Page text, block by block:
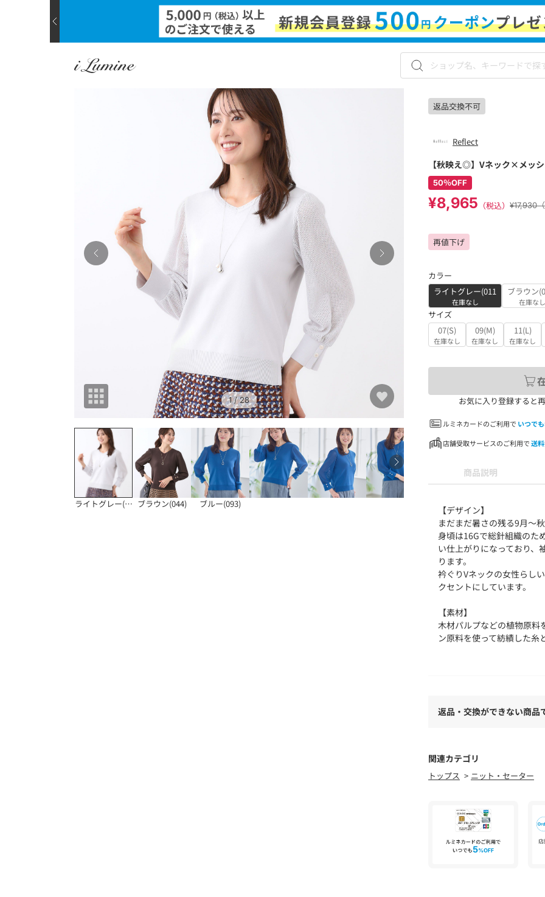
返品交換不可
1/ 28
ライトグレー(011 ブラウン(044) ブルー(093)
Reflect
【秋映え◎】Vネック×メッ
50％OFF
¥8,965 （税込） ¥17,930
再値下げ
カラー
ライトグレー(011
在庫なし
ブラウン
在庫なし
サイズ
07(S)
在庫なし
09(M)
在庫なし
11(L)
在庫なし
お気に入り登録すると
ルミネカードのご利用で いつでも
店舗受取サービスのご利用で送
商品説明
【デザイン】
まだまだ暑さの残る9月～
身頃は16Gで総針組織のた
い仕上がりになっており、
ります。
衿ぐりVネックの女性らし
クセントにしています。
【素材】
木材パルプなどの植物原料
ン原料を使って紡績した
が異なる場合もございます
返品・交換ができない商品
関連カテゴリ
トップス ニット・セーター